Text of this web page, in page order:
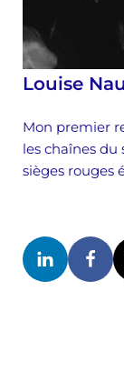
Louise
Mon premier
les chaînes du
sièges rouges